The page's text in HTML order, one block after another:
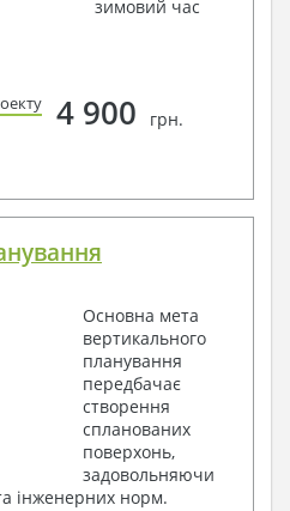
зимовий час
4 900 грн.
Основна мета
вертикального
планування
передбачає
створення
спланованих
поверхонь,
задовольняючи
інженерних норм.